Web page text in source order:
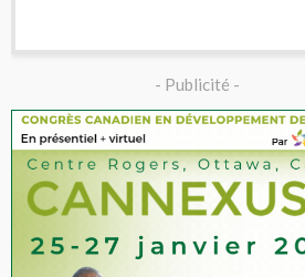
- Publicité -